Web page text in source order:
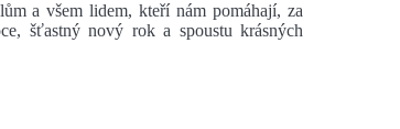
a všem lidem, kteří nám pomáhají, za
šťastný nový rok a spoustu krásných